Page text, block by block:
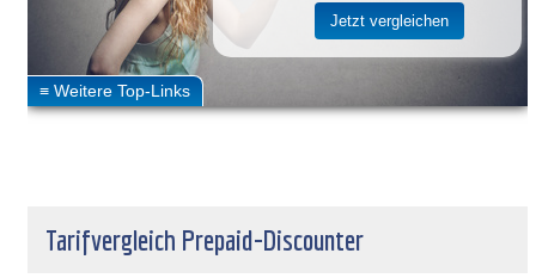
Tarifvergleich Prepaid-Discounter